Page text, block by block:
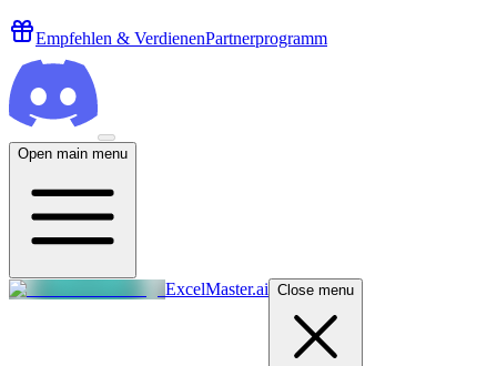
Empfehlen & VerdienenPartnerprogramm
Open main menu
ExcelMaster.ai Close menu